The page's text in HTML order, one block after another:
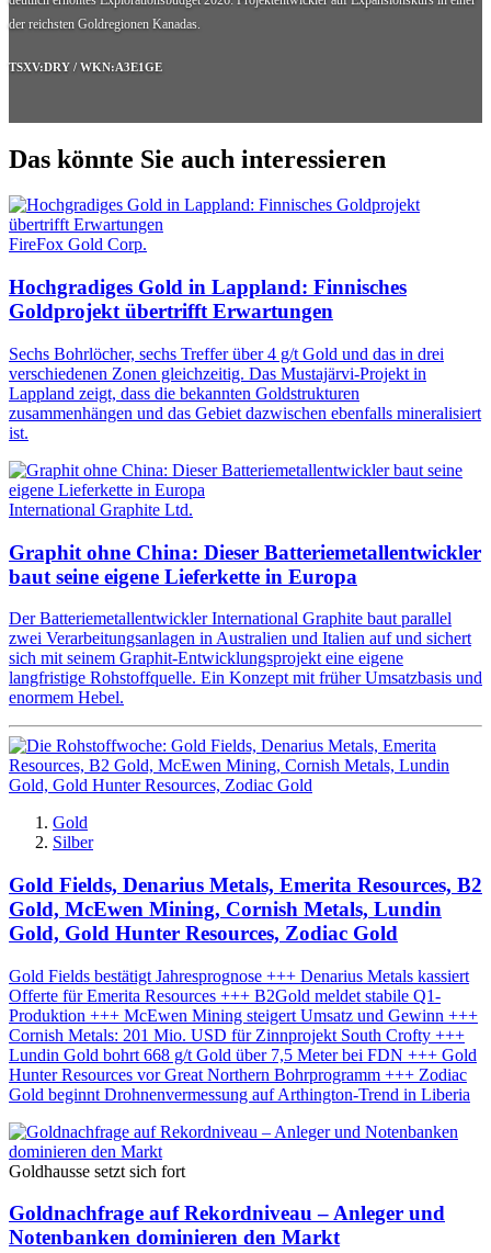
der reichsten Goldregionen Kanadas.
TSXV:DRY / WKN:A3E1GE
Das könnte Sie auch interessieren
FireFox Gold Corp.
Hochgradiges Gold in Lappland: Finnisches
Goldprojekt übertrifft Erwartungen
Sechs Bohrlöcher, sechs Treffer über 4 g/t Gold und das in drei
verschiedenen Zonen gleichzeitig. Das Mustajärvi-Projekt in
Lappland zeigt, dass die bekannten Goldstrukturen
zusammenhängen und das Gebiet dazwischen ebenfalls mineralisiert
ist.
International Graphite Ltd.
Graphit ohne China: Dieser Batteriemetallentwickler
baut seine eigene Lieferkette in Europa
Der Batteriemetallentwickler International Graphite baut parallel
zwei Verarbeitungsanlagen in Australien und Italien auf und sichert
sich mit seinem Graphit-Entwicklungsprojekt eine eigene
langfristige Rohstoffquelle. Ein Konzept mit früher Umsatzbasis und
enormem Hebel.
Gold
Silber
Gold Fields, Denarius Metals, Emerita Resources, B2
Gold, McEwen Mining, Cornish Metals, Lundin
Gold, Gold Hunter Resources, Zodiac Gold
Gold Fields bestätigt Jahresprognose +++ Denarius Metals kassiert
Offerte für Emerita Resources +++ B2Gold meldet stabile Q1-
Produktion +++ McEwen Mining steigert Umsatz und Gewinn +++
Cornish Metals: 201 Mio. USD für Zinnprojekt South Crofty +++
Lundin Gold bohrt 668 g/t Gold über 7,5 Meter bei FDN +++ Gold
Hunter Resources vor Great Northern Bohrprogramm +++ Zodiac
Gold beginnt Drohnenvermessung auf Arthington-Trend in Liberia
Goldhausse setzt sich fort
Goldnachfrage auf Rekordniveau – Anleger und
Notenbanken dominieren den Markt